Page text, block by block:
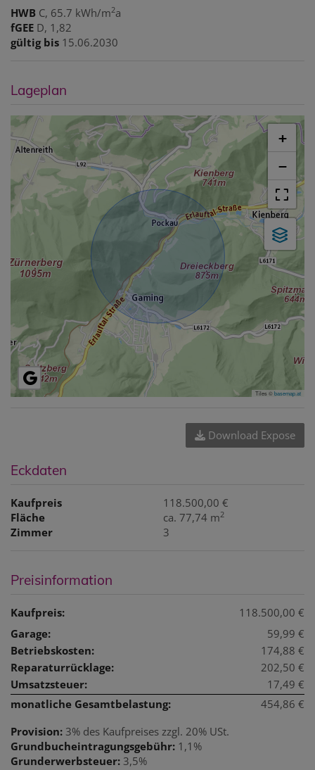
HWB C, 65.7 kWh/m2a
fGEE D, 1,82
gültig bis 15.06.2030
Lageplan
+
−
Tiles ©basemap.at
Download Expose
Eckdaten
Kaufpreis
118.500,00 €
Fläche
ca. 77,74 m2
Zimmer 3
Preisinformation
Kaufpreis:
118.500,00 €
Garage:
59,99 €
Betriebskosten:
174,88 €
Reparaturrücklage:
202,50 €
Umsatzsteuer:
17,49 €
monatliche Gesamtbelastung:
454,86 €
Provision: 3% des Kaufpreises zzgl. 20% USt.
Grundbucheintragungsgebühr: 1,1%
Grunderwerbsteuer: 3,5%